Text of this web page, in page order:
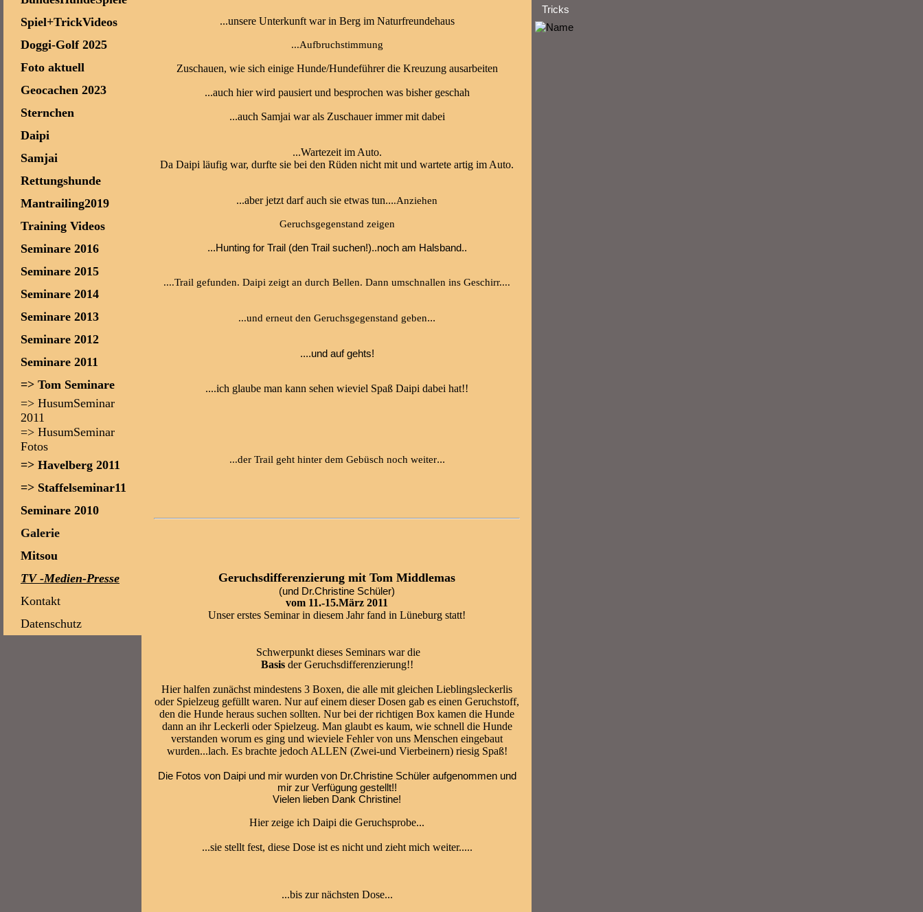
Spiel+TrickVideos
Doggi-Golf 2025
Foto aktuell
Geocachen 2023
Sternchen
Daipi
Samjai
Rettungshunde
Mantrailing2019
Training Videos
Seminare 2016
Seminare 2015
Seminare 2014
Seminare 2013
Seminare 2012
Seminare 2011
=> Tom Seminare
=> HusumSeminar
2011
=> HusumSeminar
Fotos
=> Havelberg 2011
=> Staffelseminar11
Seminare 2010
Galerie
Mitsou
TV -Medien-Presse
Kontakt
Datenschutz
...unsere Unterkunft war in Berg im Naturfreundehaus
...Aufbruchstimmung
Zuschauen, wie sich einige Hunde/Hundeführer die Kreuzung ausarbeiten
...auch hier wird pausiert und besprochen was bisher geschah
...auch Samjai war als Zuschauer immer mit dabei
...Wartezeit im Auto.
Da Daipi läufig war, durfte sie bei den Rüden nicht mit und wartete artig im Auto.
...aber jetzt darf auch sie etwas tun....Anziehen
Geruchsgegenstand zeigen
...Hunting for Trail (den Trail suchen!)..noch am Halsband..
....Trail gefunden. Daipi zeigt an durch Bellen. Dann umschnallen ins Geschirr....
...und erneut den Geruchsgegenstand geben...
....und auf gehts!
....ich glaube man kann sehen wieviel Spaß Daipi dabei hat!!
...der Trail geht hinter dem Gebüsch noch weiter...
Geruchsdifferenzierung mit Tom Middlemas
(und Dr.Christine Schüler)
vom 11.-15.März 2011
Unser erstes Seminar in diesem Jahr fand in Lüneburg statt!
Schwerpunkt dieses Seminars war die
Basis der Geruchsdifferenzierung!!
Hier halfen zunächst mindestens 3 Boxen, die alle mit gleichen Lieblingsleckerlis
oder Spielzeug gefüllt waren. Nur auf einem dieser Dosen gab es einen Geruchstoff,
den die Hunde heraus suchen sollten. Nur bei der richtigen Box kamen die Hunde
dann an ihr Leckerli oder Spielzeug. Man glaubt es kaum, wie schnell die Hunde
verstanden worum es ging und wieviele Fehler von uns Menschen eingebaut
wurden...lach. Es brachte jedoch ALLEN (Zwei-und Vierbeinern) riesig Spaß!
Die Fotos von Daipi und mir wurden von Dr.Christine Schüler aufgenommen und
mir zur Verfügung gestellt!!
Vielen lieben Dank Christine!
Hier zeige ich Daipi die Geruchsprobe...
...sie stellt fest, diese Dose ist es nicht und zieht mich weiter.....
...bis zur nächsten Dose...
Tricks